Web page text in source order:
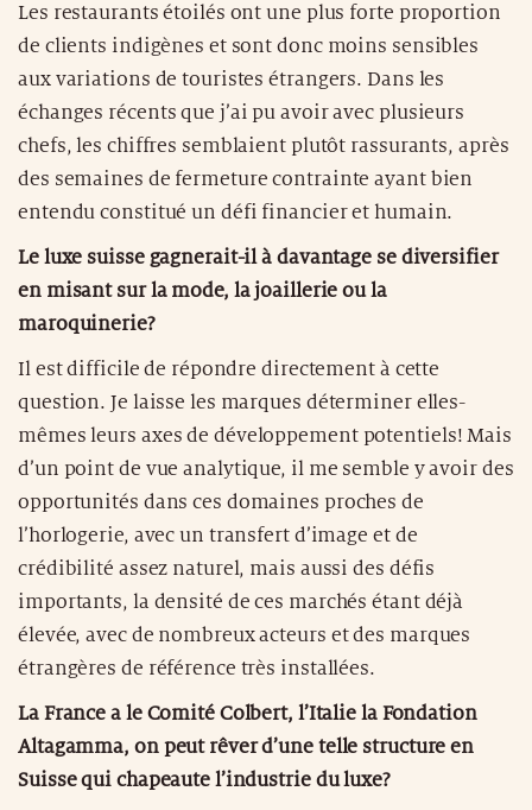
Les restaurants étoilés ont une plus forte proportion
de clients indigènes et sont donc moins sensibles
aux variations de touristes étrangers. Dans les
échanges récents que j’ai pu avoir avec plusieurs
chefs, les chiffres semblaient plutôt rassurants, après
des semaines de fermeture contrainte ayant bien
entendu constitué un défi financier et humain.
Le luxe suisse gagnerait-il à davantage se diversifier
en misant sur la mode, la joaillerie ou la
maroquinerie?
Il est difficile de répondre directement à cette
question. Je laisse les marques déterminer elles-
mêmes leurs axes de développement potentiels! Mais
d’un point de vue analytique, il me semble y avoir des
opportunités dans ces domaines proches de
l’horlogerie, avec un transfert d’image et de
crédibilité assez naturel, mais aussi des défis
importants, la densité de ces marchés étant déjà
élevée, avec de nombreux acteurs et des marques
étrangères de référence très installées.
La France a le Comité Colbert, l’Italie la Fondation
Altagamma, on peut rêver d’une telle structure en
Suisse qui chapeaute l’industrie du luxe?